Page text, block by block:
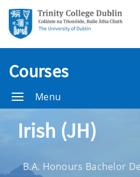
Courses
Menu
Irish (JH)
B.A. Honours Bachelor